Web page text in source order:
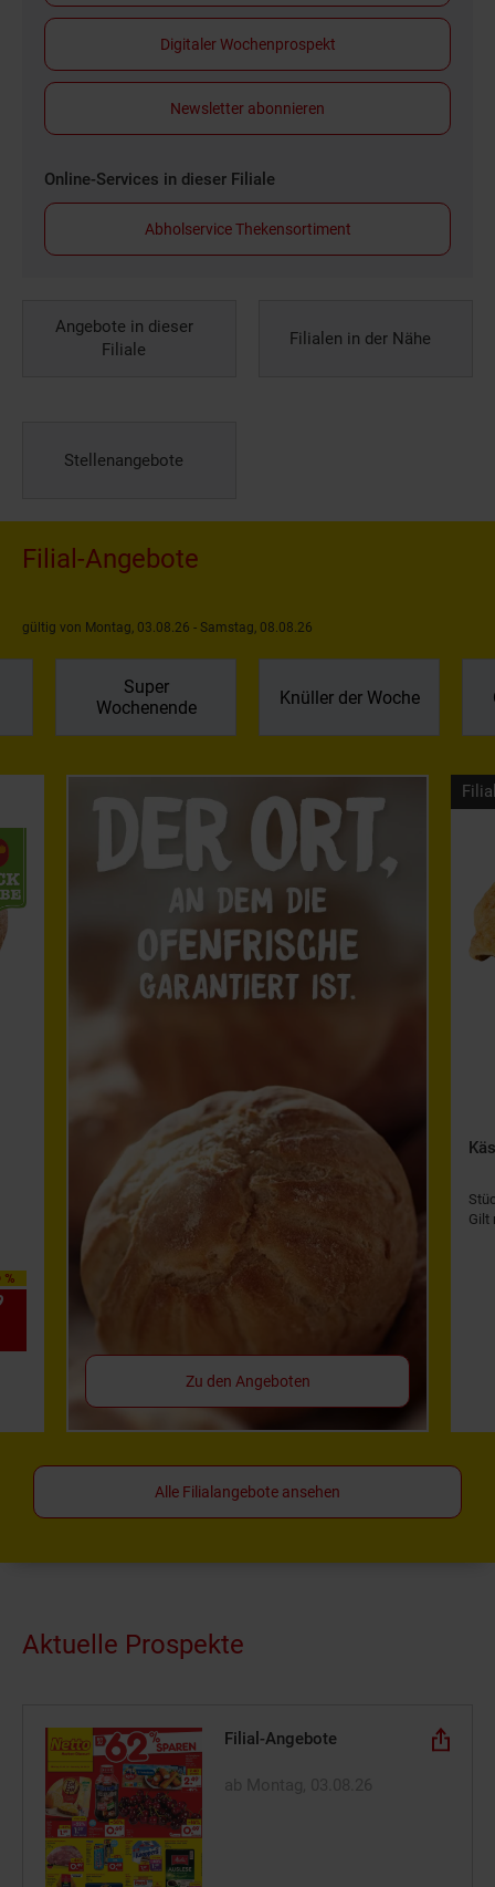
Digitaler Wochenprospekt
Newsletter abonnieren
Online-Services in dieser Filiale
Abholservice Thekensortiment
Angebote in dieser
Filiale
Filialen in der Nähe
Stellenangebote
Filial-Angebote
gültig von Montag, 03.08.26 - Samstag, 08.08.26
Super
Wochenende
Knüller der Woche
%
Zu den Angeboten
Gilt
Alle Filialangebote ansehen
Aktuelle Prospekte
Filial-Angebote